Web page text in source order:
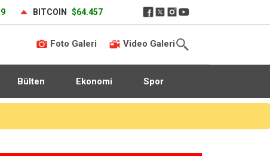
BITCOIN $64.457
Foto Galeri Video Galeri
Bülten Ekonomi Spor